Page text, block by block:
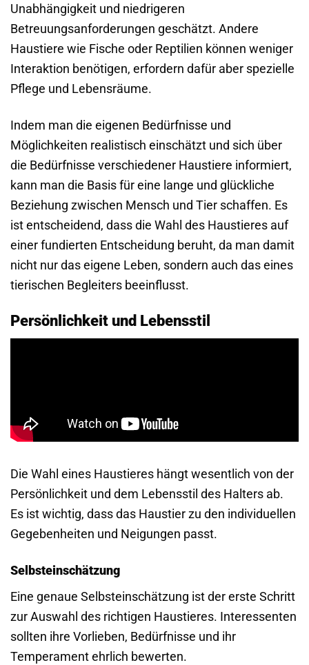
Unabhängigkeit und niedrigeren
Betreuungsanforderungen geschätzt. Andere
Haustiere wie Fische oder Reptilien können weniger
Interaktion benötigen, erfordern dafür aber spezielle
Pflege und Lebensräume.
Indem man die eigenen Bedürfnisse und
Möglichkeiten realistisch einschätzt und sich über
die Bedürfnisse verschiedener Haustiere informiert,
kann man die Basis für eine lange und glückliche
Beziehung zwischen Mensch und Tier schaffen. Es
ist entscheidend, dass die Wahl des Haustieres auf
einer fundierten Entscheidung beruht, da man damit
nicht nur das eigene Leben, sondern auch das eines
tierischen Begleiters beeinflusst.
Persönlichkeit und Lebensstil
Die Wahl eines Haustieres hängt wesentlich von der
Persönlichkeit und dem Lebensstil des Halters ab.
Es ist wichtig, dass das Haustier zu den individuellen
Gegebenheiten und Neigungen passt.
Selbsteinschätzung
Eine genaue Selbsteinschätzung ist der erste Schritt
zur Auswahl des richtigen Haustieres. Interessenten
sollten ihre Vorlieben, Bedürfnisse und ihr
Temperament ehrlich bewerten.